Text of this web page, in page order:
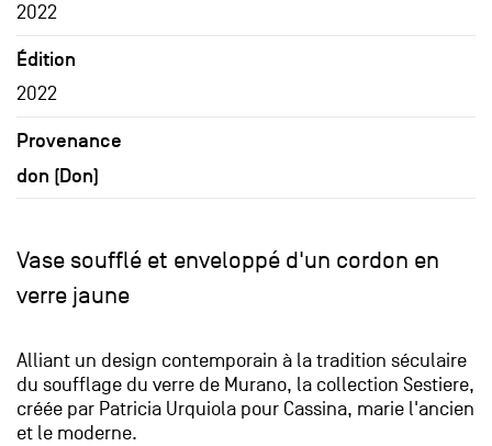
2022
Édition
2022
Provenance
don (Don)
Vase soufflé et enveloppé d'un cordon en
verre jaune
Alliant un design contemporain à la tradition séculaire
du soufflage du verre de Murano, la collection Sestiere,
créée par Patricia Urquiola pour Cassina, marie l'ancien
et le moderne.